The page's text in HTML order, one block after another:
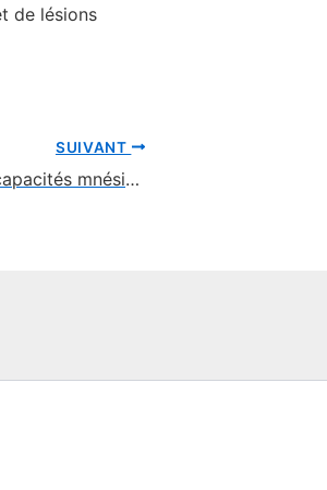
de lésions
SUIVANT
Les incroyables capacités mnésiques des éléphants : mythe ou réalité ?